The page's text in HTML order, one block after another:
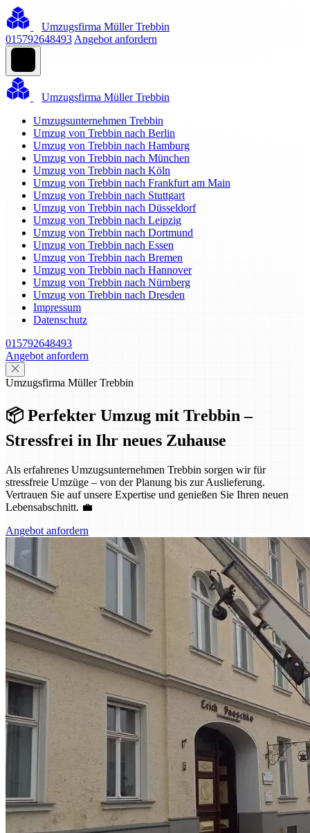
Umzugsfirma Müller Trebbin
015792648493 Angebot anfordern
Umzugsfirma Müller Trebbin
Umzugsunternehmen Trebbin
Umzug von Trebbin nach Berlin
Umzug von Trebbin nach Hamburg
Umzug von Trebbin nach München
Umzug von Trebbin nach Köln
Umzug von Trebbin nach Frankfurt am Main
Umzug von Trebbin nach Stuttgart
Umzug von Trebbin nach Düsseldorf
Umzug von Trebbin nach Leipzig
Umzug von Trebbin nach Dortmund
Umzug von Trebbin nach Essen
Umzug von Trebbin nach Bremen
Umzug von Trebbin nach Hannover
Umzug von Trebbin nach Nürnberg
Umzug von Trebbin nach Dresden
Impressum
Datenschutz
015792648493
Angebot anfordern
Umzugsfirma Müller Trebbin
📦 Perfekter Umzug mit Trebbin –
Stressfrei in Ihr neues Zuhause
Als erfahrenes Umzugsunternehmen Trebbin sorgen wir für
stressfreie Umzüge – von der Planung bis zur Auslieferung.
Vertrauen Sie auf unsere Expertise und genießen Sie Ihren neuen
Lebensabschnitt. 💼
Angebot anfordern